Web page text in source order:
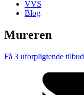
VVS
Blog
Mureren
Få 3 uforpligtende